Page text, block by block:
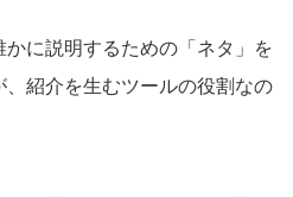
に説明するための「ネタ」を
紹介を生むツールの役割なの